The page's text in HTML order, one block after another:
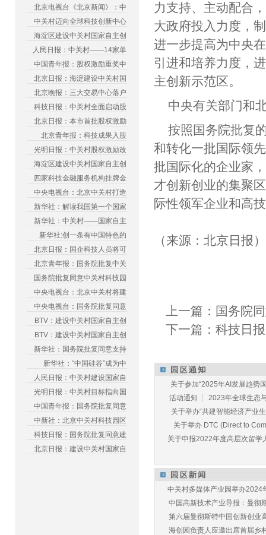
北京电视台《北京新闻》：中
中关村迈向全球科技创新中心
海淀区建设中关村国家自主创
人民日报：中关村——14家单
中国青年报：股权激励重奖中
北京日报：海淀建设中关村国
北京晚报：三大交易中心落户
科技日报：中关村全面启动股
北京日报：本市首批股权激励
北京青年报：科技成果入股
光明日报：中关村股权激励改
海淀区建设中关村国家自主创
四家科技金融服务机构挂牌金
中央电视台：北京中关村打造
新华社：解读我国第一个国家
新华社：中关村——国家自主
新华社:创一条有中国特色的
北京日报：国企科技人员将可
北京青年报：国务院批复中关
国务院批复同意中关村科技园
中央电视台：北京中关村将建
中央电视台：国务院批复同意
BTV：建设中关村国家自主创
BTV：建设中关村国家自主创
新华社：国务院批复同意支持
新华社：“中国硅谷”成为中
人民日报：中关村建设国家自
光明日报：中关村目标指向国
中国青年报：国务院批复同意
中新社：北京中关村科技园区
科技日报：国务院批复同意建
北京日报：建设中关村国家自
力支持、主动配合
大政府投入力度，
进一步提高为中央
引进和培养力度，
主创新示范区。
中央有关部门和
按照国务院批复
和转化一批国际领
批国际化的企业家
才创新创业的集聚
际性领军企业和高
（来源：北京日报）
上一篇： 国务院
下一篇：科技日
关于参加“2025年AI发展趋势
活动通知 ┆ 2023年全球生态
关于举办“共建智能经济产业
关于举办 DTC (Direct to
关于申报2022年度高层次留学
中关村多媒体产业园举办2024
中国高新技术产业导报：曼彻
第六届曼彻斯特中国创新创业
海创园负责人应邀出席首届乡